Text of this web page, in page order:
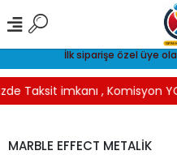
İlk siparişe özel üye
Taksit imkanı , Komisyon
MARBLE EFFECT METALİK